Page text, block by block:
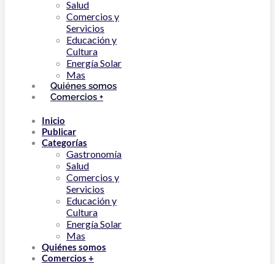
Salud
Comercios y
Servicios
Educación y
Cultura
Energía Solar
Mas
Quiénes somos
Comercios +
Inicio
Publicar
Categorías
Gastronomía
Salud
Comercios y
Servicios
Educación y
Cultura
Energía Solar
Mas
Quiénes somos
Comercios +